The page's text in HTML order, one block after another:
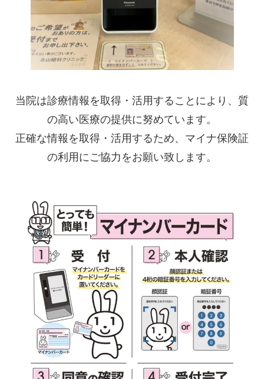
当院は診療情報を取得・活用することにより、質
の高い医療の提供に努めています。
正確な情報を取得・活用するため、マイナ保険証
の利用にご協力をお願い致します。